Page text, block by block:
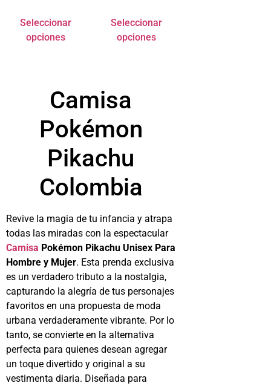
Seleccionar
opciones
Seleccionar
opciones
Camisa
Pokémon
Pikachu
Colombia
Revive la magia de tu infancia y atrapa
todas las miradas con la espectacular
Camisa Pokémon Pikachu Unisex Para
Hombre y Mujer. Esta prenda exclusiva
es un verdadero tributo a la nostalgia,
capturando la alegría de tus personajes
favoritos en una propuesta de moda
urbana verdaderamente vibrante. Por lo
tanto, se convierte en la alternativa
perfecta para quienes desean agregar
un toque divertido y original a su
vestimenta diaria. Diseñada para